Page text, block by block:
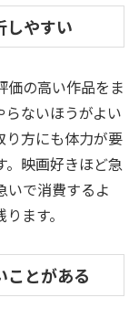
しやすい
価の高い作品をま
らないほうがよい
り方にも体力が要
。映画好きほど急
いで消費するよ
ます。
ことがある